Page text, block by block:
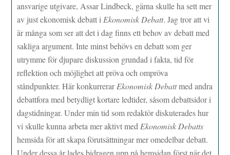
ansvarige utgivare, Assar Lindbeck, gärna skulle ha sett mer
av just ekonomisk debatt iEkonomisk Debatt. Jag tror att vi
är många som ser att det i dag finns ett behov av debatt med
sakliga argument. Inte minst behövs en debatt som ger
utrymme för djupare diskussion grundad i fakta, tid för
reflektion och möjlighet att pröva och ompröva
ståndpunkter. Här konkurrerarEkonomisk Debattmed andra
debattfora med betydligt kortare ledtider, såsom debattsidor i
dagstidningar. Under min tid som redaktör diskuterades hur
vi skulle kunna arbeta mer aktivt medEkonomisk Debatts
hemsida för att skapa förutsättningar mer omedelbar debatt.
Under dessa år lades bidragen upp på hemsidan först när det